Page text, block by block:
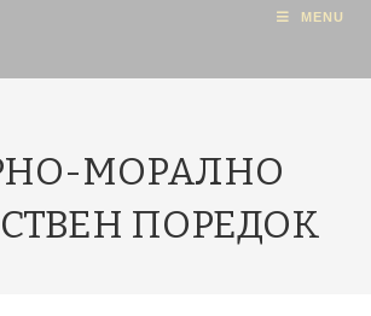
MENU
МОРАЛНО
ПОРЕДОК